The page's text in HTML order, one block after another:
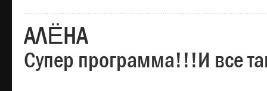
АЛЁНА
Супер программа!!!И все